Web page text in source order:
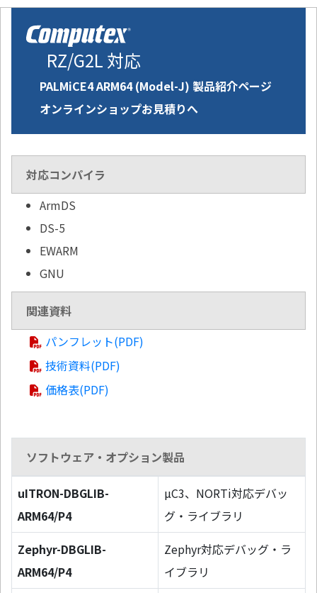
RZ/G2L 対応
PALMiCE4 ARM64 (Model-J) 製品紹介ページ
オンラインショップお見積りへ
対応コンパイラ
ArmDS
DS-5
EWARM
GNU
関連資料
パンフレット(PDF)
技術資料(PDF)
価格表(PDF)
ソフトウェア・オプション製品
uITRON-DBGLIB-
ARM64/P4
µC3、NORTi対応デバッ
グ・ライブラリ
Zephyr-DBGLIB-
ARM64/P4
Zephyr対応デバッグ・ラ
イブラリ